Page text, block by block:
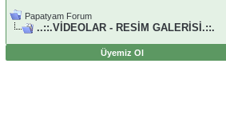
Papatyam Forum
..::.VİDEOLAR - RESİM GALERİSİ.::.
Üyemiz Ol